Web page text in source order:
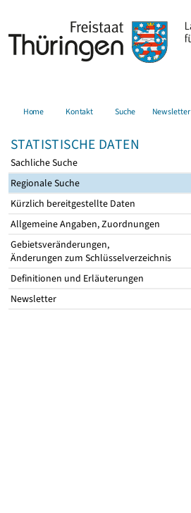
Home Kontakt Suche Newsletter
STATISTISCHE DATEN
Sachliche Suche
Regionale Suche
Kürzlich bereitgestellte Daten
Allgemeine Angaben, Zuordnungen
Gebietsveränderungen,
Änderungen zum Schlüsselverzeichnis
Definitionen und Erläuterungen
Newsletter